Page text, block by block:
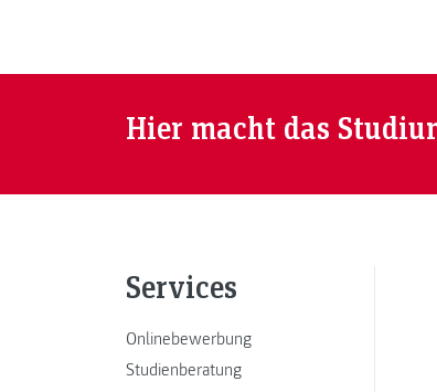
Hier macht das
Services
Onlinebewerbung
Studienberatung